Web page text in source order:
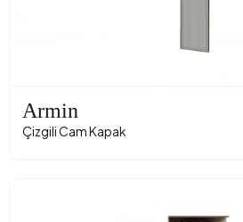
Armin
Çizgili Cam Kapak